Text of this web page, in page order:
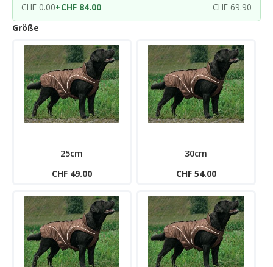
CHF 0.00+CHF 84.00
CHF 69.90
Größe
25cm
CHF 49.00
30cm
CHF 54.00